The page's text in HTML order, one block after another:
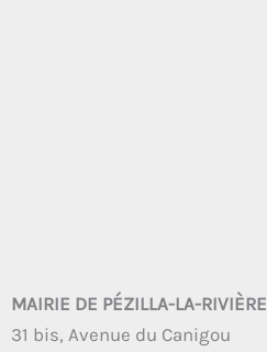
MAIRIE DE PÉZILLA-LA-RIVIÈRE
31 bis, Avenue du Canigou